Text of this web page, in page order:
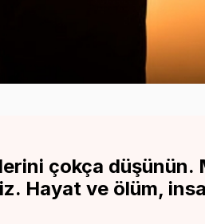
çokça düşünün.
Hayat ve ölüm,